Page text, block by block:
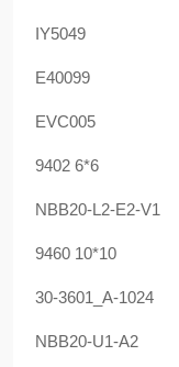
IY5049
E40099
EVC005
9402 6*6
NBB20-L2-E2-V1
9460 10*10
30-3601_A-1024
NBB20-U1-A2